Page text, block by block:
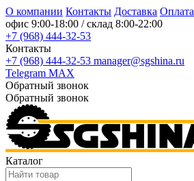
О компании Контакты Доставка Оплата
офис 9:00-18:00 / склад 8:00-22:00
+7 (968) 444-32-53
Контакты
+7 (968) 444-32-53 manager@sgshina.ru
Telegram MAX
Обратный звонок
Обратный звонок
Каталог